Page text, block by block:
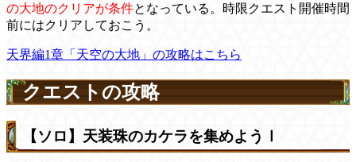
の大地のクリアが条件となっている。時限クエスト開催時間
前にはクリアしておこう。
天界編1章「天空の大地」の攻略はこちら
クエストの攻略
【ソロ】天装珠のカケラを集めようⅠ